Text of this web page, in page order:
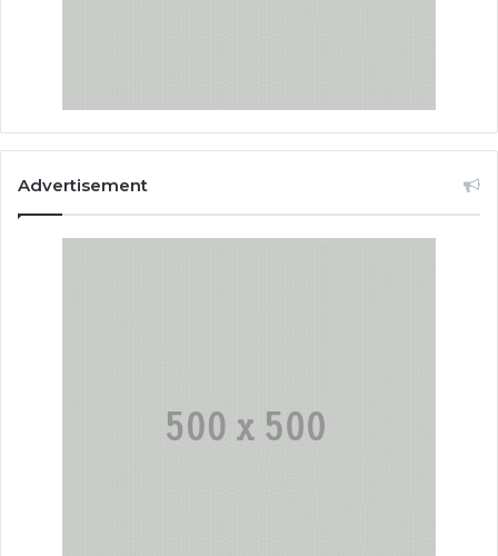
Advertisement